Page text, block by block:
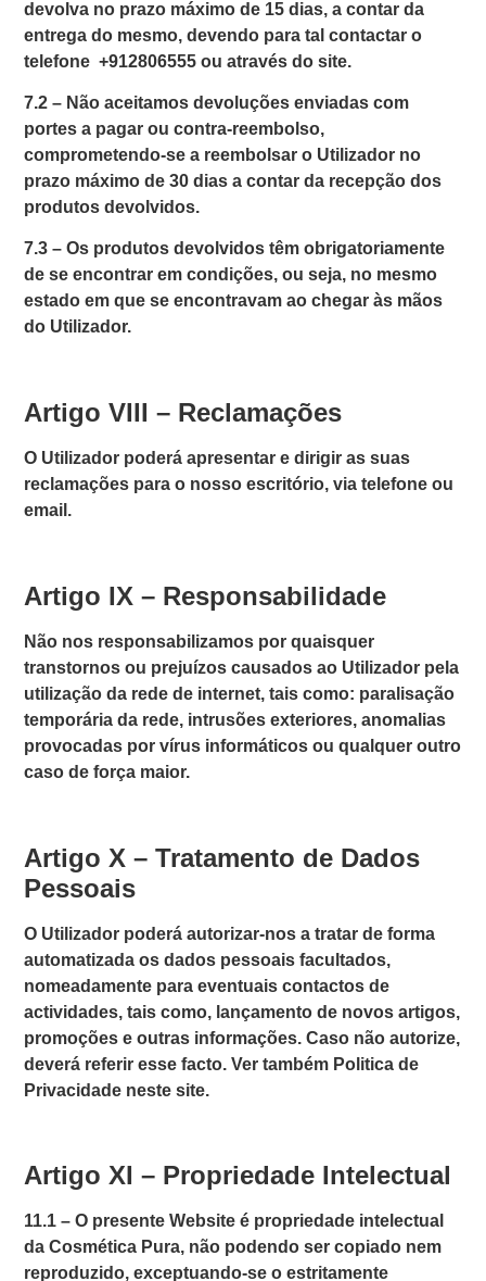
devolva no prazo máximo de 15 dias, a contar da
entrega do mesmo, devendo para tal contactar o
telefone +912806555 ou através do site.
7.2 – Não aceitamos devoluções enviadas com
portes a pagar ou contra-reembolso,
comprometendo-se a reembolsar o Utilizador no
prazo máximo de 30 dias a contar da recepção dos
produtos devolvidos.
7.3 – Os produtos devolvidos têm obrigatoriamente
de se encontrar em condições, ou seja, no mesmo
estado em que se encontravam ao chegar às mãos
do Utilizador.
Artigo VIII – Reclamações
O Utilizador poderá apresentar e dirigir as suas
reclamações para o nosso escritório, via telefone ou
email.
Artigo IX – Responsabilidade
Não nos responsabilizamos por quaisquer
transtornos ou prejuízos causados ao Utilizador pela
utilização da rede de internet, tais como: paralisação
temporária da rede, intrusões exteriores, anomalias
provocadas por vírus informáticos ou qualquer outro
caso de força maior.
Artigo X – Tratamento de Dados
Pessoais
O Utilizador poderá autorizar-nos a tratar de forma
automatizada os dados pessoais facultados,
nomeadamente para eventuais contactos de
actividades, tais como, lançamento de novos artigos,
promoções e outras informações. Caso não autorize,
deverá referir esse facto. Ver também Politica de
Privacidade neste site.
Artigo XI – Propriedade Intelectual
11.1 – O presente Website é propriedade intelectual
daCosmética Pura, não podendo ser copiado nem
reproduzido, exceptuando-se o estritamente